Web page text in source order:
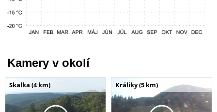
Kamery v okolí
Skalka (4 km) Králiky (5 km)